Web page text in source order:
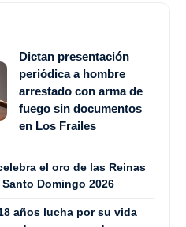
Dictan presentación
periódica a hombre
arrestado con arma de
fuego sin documentos
en Los Frailes
el oro de las Reinas
Domingo 2026
años lucha por su vida